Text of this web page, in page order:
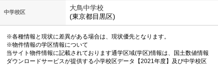
中学校区
大鳥中学校
(東京都目黒区)
※各種情報と現状に差異がある場合は、現状優先となります。
※物件情報の学区情報について
当サイト物件情報に記載されております通学区域(学区)情報は、国土数値情報
ダウンロードサービスが提供する小学校区データ【2021年度】及び中学校区